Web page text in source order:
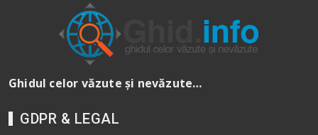
Ghidul celor văzute și nevăzute…
GDPR & LEGAL